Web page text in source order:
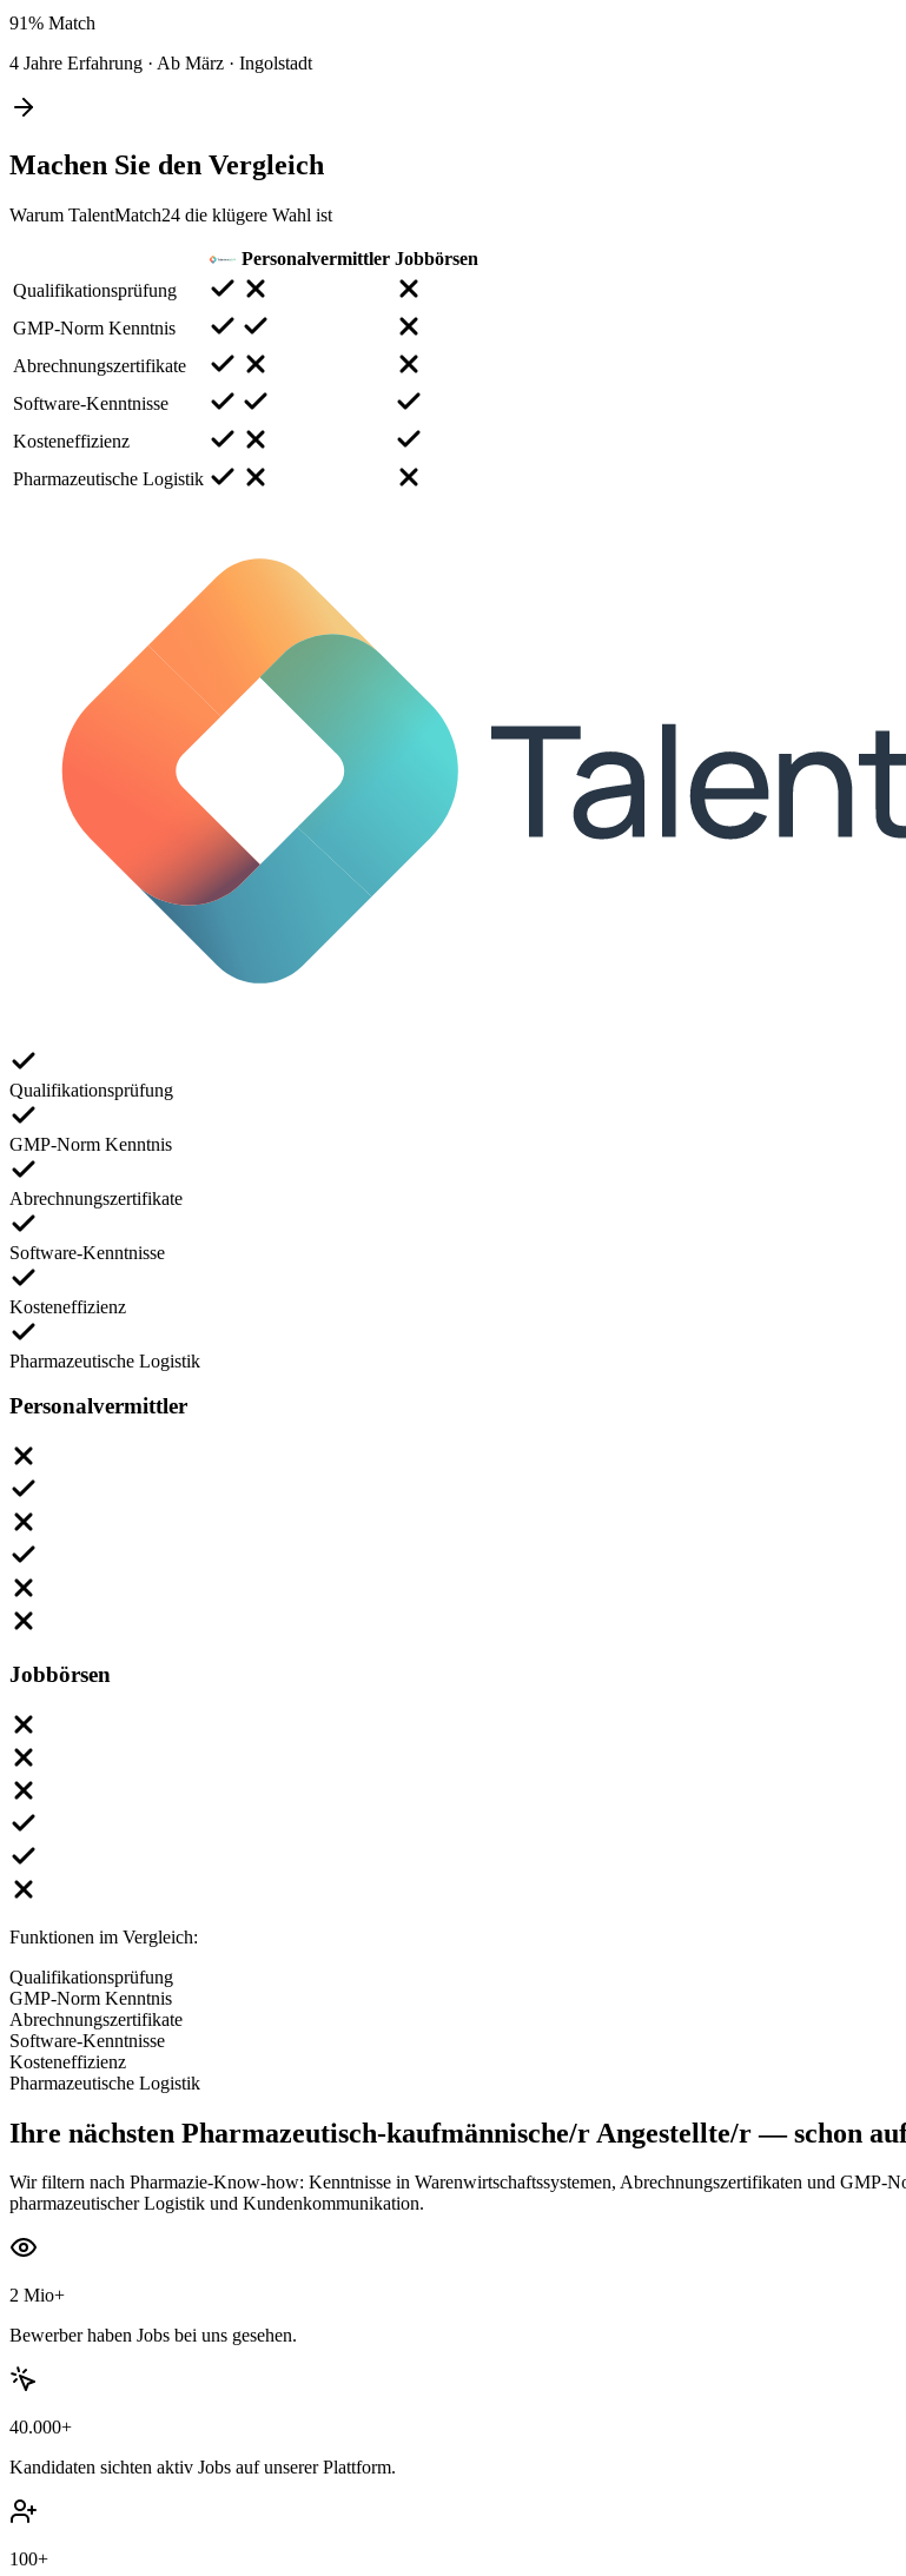
91% Match
4 Jahre Erfahrung · Ab März · Ingolstadt
Machen Sie den Vergleich
Warum TalentMatch24 die klügere Wahl ist
Personalvermittler Jobbörsen
Qualifikationsprüfung
GMP-Norm Kenntnis
Abrechnungszertifikate
Software-Kenntnisse
Kosteneffizienz
Pharmazeutische Logistik
Qualifikationsprüfung
GMP-Norm Kenntnis
Abrechnungszertifikate
Software-Kenntnisse
Kosteneffizienz
Pharmazeutische Logistik
Personalvermittler
Jobbörsen
Funktionen im Vergleich:
Qualifikationsprüfung
GMP-Norm Kenntnis
Abrechnungszertifikate
Software-Kenntnisse
Kosteneffizienz
Pharmazeutische Logistik
Ihre nächsten Pharmazeutisch-kaufmännische/r Angestellte/r— schon
Wir filtern nach Pharmazie-Know-how: Kenntnisse in Warenwirtschaftssystemen, Abrechnungszertifikaten und GMP-
pharmazeutischer Logistik und Kundenkommunikation.
2 Mio+
Bewerber haben Jobs bei uns gesehen.
40.000+
Kandidaten sichten aktiv Jobs auf unserer Plattform.
100+